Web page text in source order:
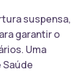
suspensa,
garantir o
Uma
Saúde